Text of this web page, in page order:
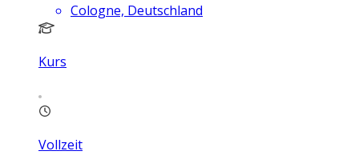
Cologne, Deutschland
Kurs
Vollzeit